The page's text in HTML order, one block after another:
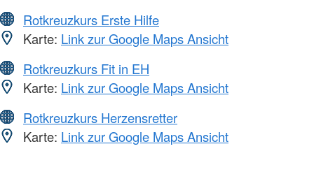
Rotkreuzkurs Erste Hilfe
Karte: Link zur Google Maps Ansicht
Rotkreuzkurs Fit in EH
Karte: Link zur Google Maps Ansicht
Rotkreuzkurs Herzensretter
Karte: Link zur Google Maps Ansicht